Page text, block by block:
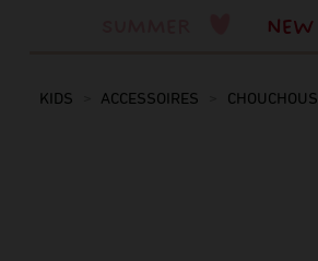
NEW
KIDS ACCESSOIRES CHOUCHOUS